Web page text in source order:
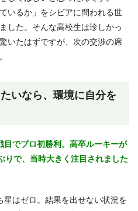
いるか」をシビアに問われる世
した。そんな高校生は珍しかっ
いたはずですが、次の交渉の席
いなら、環境に自分を
目でプロ初勝利。高卒ルーキーが
りで、当時大きく注目されました
星はゼロ。結果を出せない状況を